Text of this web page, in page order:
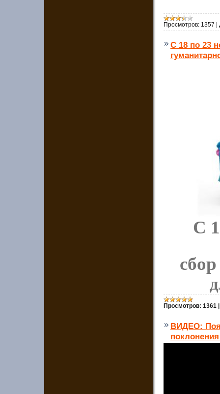
Просмотров: 1357
С 18 по 23
С
Просмотров: 1361
ВИДЕО: